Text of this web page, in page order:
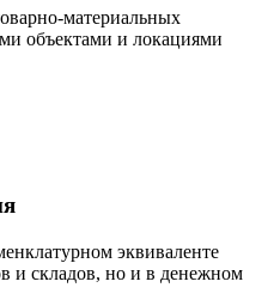
материальных
объектами и локациями
эквиваленте
и складов, но и в денежном